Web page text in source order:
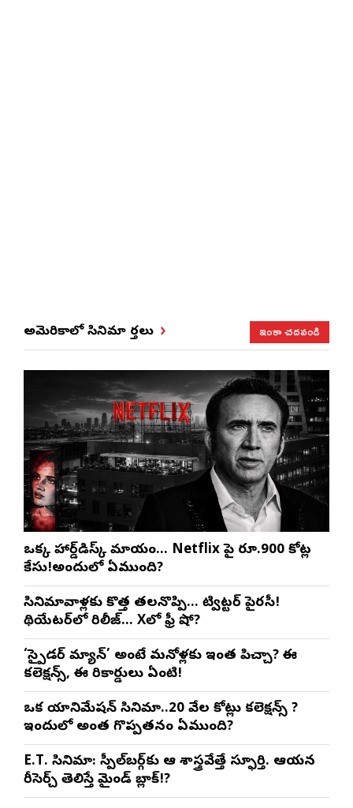
అమెరికాలో సినిమా వార్తలు ఇంకా చదవండి
ఒక్క హార్డ్‌డిస్క్ మాయం… Netflix పై రూ.900 కోట్ల
కేసు!అందులో ఏముంది?
సినిమావాళ్లకు కొత్త తలనొప్పి… ట్విట్టర్ పైరసీ!
థియేటర్‌లో రిలీజ్… Xలో ఫ్రీ షో?
‘స్పైడర్ మ్యాన్’ అంటే మనోళ్లకు ఇంత పిచ్చా? ఈ
కలెక్షన్స్, ఈ రికార్డులు ఏంటి!
ఒక యానిమేషన్ సినిమా..20 వేల కోట్లు కలెక్షన్స్ ?
ఇందులో అంత గొప్పతనం ఏముంది?
E.T. సినిమా: స్పీల్‌బర్గ్‌కు ఆ శాస్త్రవేత్తే స్ఫూర్తి. ఆయన
రీసెర్చ్ తెలిస్తే మైండ్ బ్లాక్!?